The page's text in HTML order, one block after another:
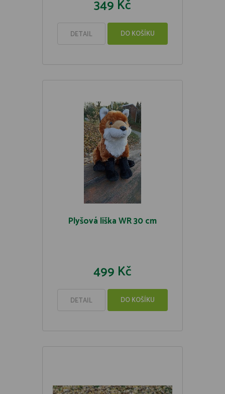
349 Kč
DETAIL DO KOŠÍKU
Plyšová liška WR 30 cm
499 Kč
DETAIL DO KOŠÍKU